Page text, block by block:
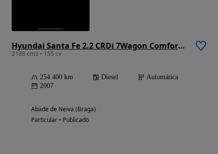
Hyundai Santa Fe 2.2 CRDi 7Wagon Comfort Aut.
2188 cm3 • 155 cv
254 400 km Diesel
Automática
2007
Abade de Neiva (Braga)
Particular • Publicado